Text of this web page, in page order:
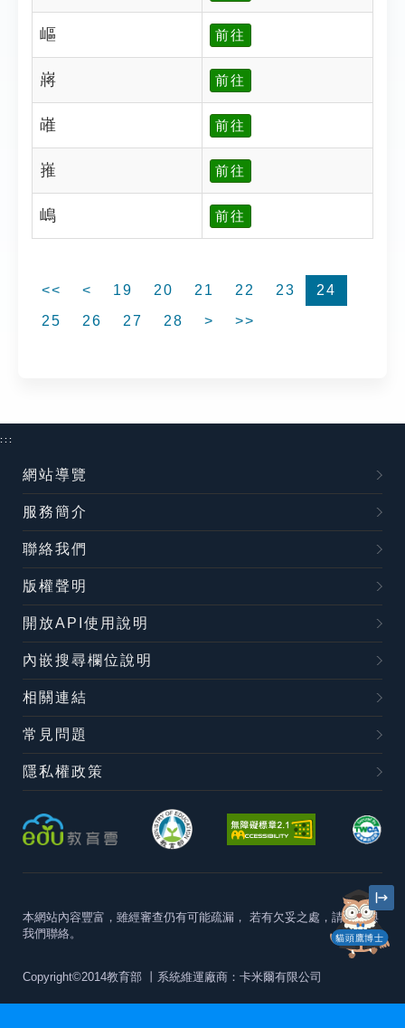
嶇 前往
嶈 前往
嶉 前往
嶊 前往
嶋 前往
<< < 19 20 21 22 23
24
25
26 27 28 > >>
貓頭鷹博士
:::
網站導覽
服務簡介
聯絡我們
版權聲明
開放API使用說明
內嵌搜尋欄位說明
相關連結
常見問題
隱私權政策
本網站內容豐富，雖經審查仍有可能疏漏， 若有欠妥之處，請隨時與
我們聯絡。
Copyright©2014教育部 丨系統維運廠商：卡米爾有限公司